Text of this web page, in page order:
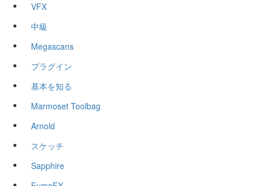
VFX
中級
Megascans
プラグイン
基本を知る
Marmoset Toolbag
Arnold
スケッチ
Sapphire